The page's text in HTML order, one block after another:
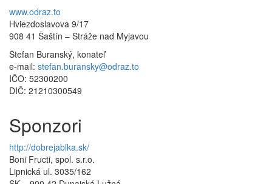
www.odraz.to
Hviezdoslavova 9/17
908 41 Šaštín – Stráže nad Myjavou
Štefan Buranský, konateľ
e-mail: stefan.buransky@odraz.to
IČO: 52300200
DIČ: 21210300549
Sponzori
http://dobrejablka.sk/
Boni Fructi, spol. s.r.o.
Lipnická ul. 3035/162